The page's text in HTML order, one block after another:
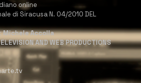
online
di Siracusa N. 04/2010 DEL
Michele Accolla
AND WEB PRODUCTIONS